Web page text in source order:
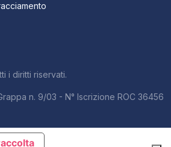
i diritti riservati.
n. 9/03 - N° Iscrizione ROC 36456